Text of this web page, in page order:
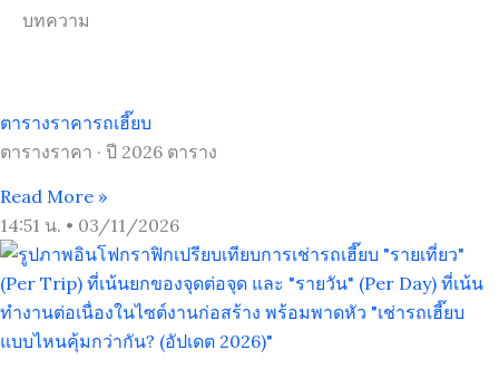
บทความ
ตารางราคารถเฮี๊ยบ
ตารางราคา · ปี 2026 ตาราง
Read More »
14:51 น.
03/11/2026